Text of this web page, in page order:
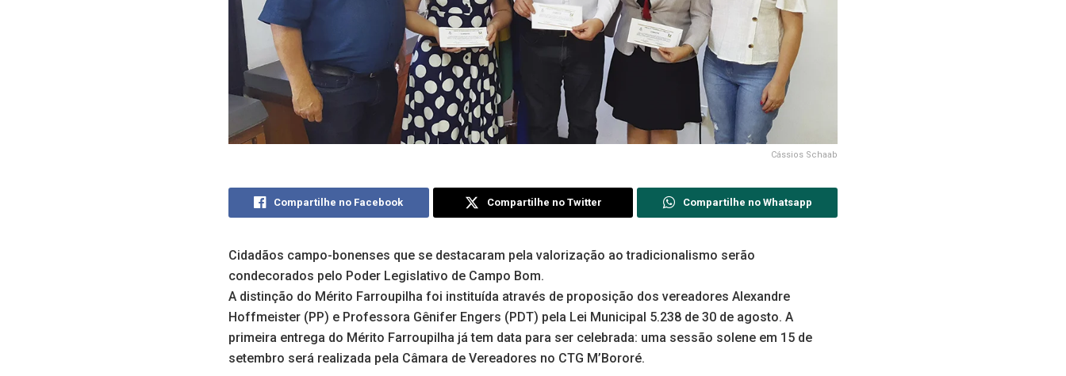
Cássios Schaab
Compartilhe no Facebook Compartilhe no Twitter Compartilhe no Whatsapp
Cidadãos campo-bonenses que se destacaram pela valorização ao tradicionalismo serão
condecorados pelo Poder Legislativo de Campo Bom.
A distinção do Mérito Farroupilha foi instituída através de proposição dos vereadores Alexandre
Hoffmeister (PP) e Professora Gênifer Engers (PDT) pela Lei Municipal 5.238 de 30 de agosto. A
primeira entrega do Mérito Farroupilha já tem data para ser celebrada: uma sessão solene em 15 de
setembro será realizada pela Câmara de Vereadores no CTG M’Bororé.